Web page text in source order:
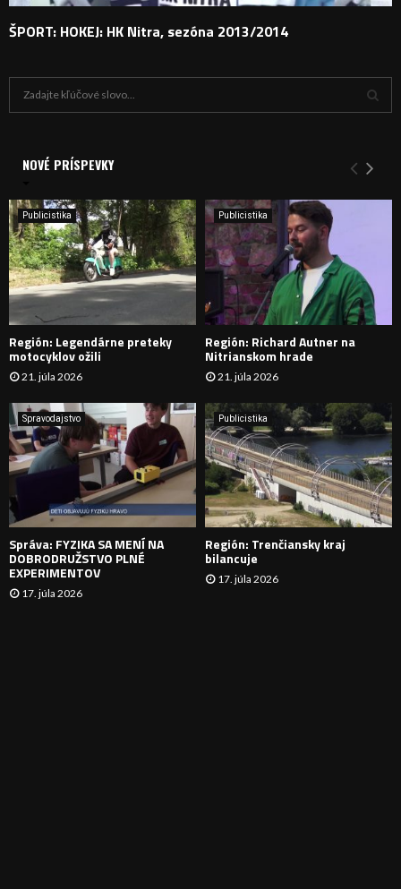
ŠPORT: HOKEJ: HK Nitra, sezóna 2013/2014
i
e
:
Y
H
D
A
N
I
E
NOVÉ PRÍSPEVKY
Publicistika
Región: Legendárne preteky
motocyklov ožili
21. júla 2026
Publicistika
Región: Richard Autner na
Nitrianskom hrade
21. júla 2026
Spravodajstvo
Správa: FYZIKA SA MENÍ NA
DOBRODRUŽSTVO PLNÉ
EXPERIMENTOV
17. júla 2026
Publicistika
Región: Trenčiansky kraj
bilancuje
17. júla 2026